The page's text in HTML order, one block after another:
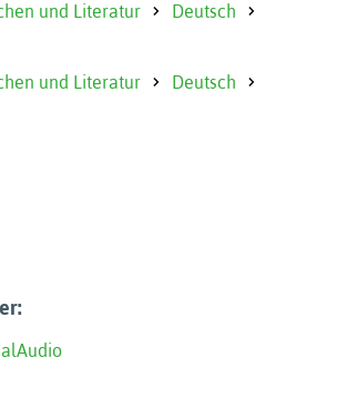
und Literatur
Deutsch
und Literatur
Deutsch
Audio